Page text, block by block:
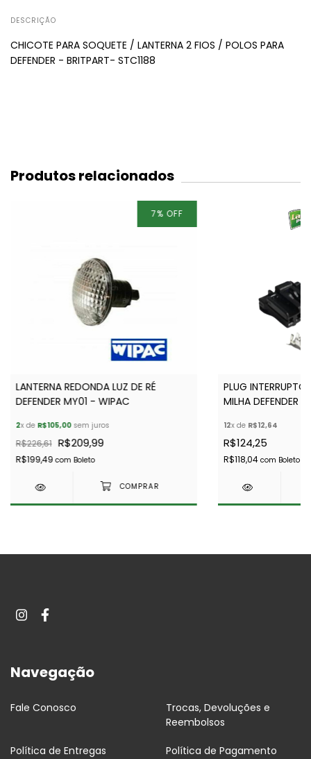
DESCRIÇÃO
CHICOTE PARA SOQUETE / LANTERNA 2 FIOS / POLOS PARA
DEFENDER - BRITPART- STC1188
Produtos relacionados
7% OFF
LANTERNA REDONDA LUZ DE RÉ
DEFENDER MY01 - WIPAC
2x de R$105,00sem juros
R$226,61 R$209,99
R$199,49com Boleto
PLUG
MILHA DEFENDER
12x de R$12,64
R$124,25
R$118,04 com Boleto
Navegação
Fale Conosco
Trocas, Devoluções e
Reembolsos
Política de Entregas Política de Pagamento